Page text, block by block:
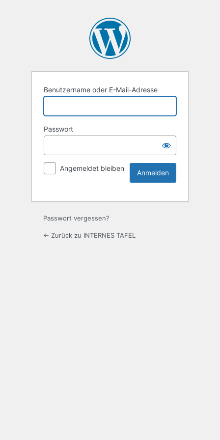
Benutzername oder E-Mail-Adresse
Passwort
Angemeldet bleiben
Passwort vergessen?
← Zurück zu INTERNES TAFEL